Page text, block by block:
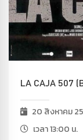
LA CAJA 507
20 สิงหาคม
เวลา 13:00 น.